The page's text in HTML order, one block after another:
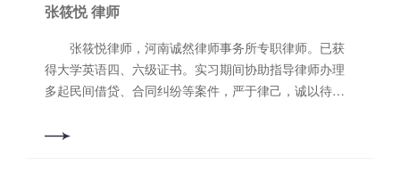
张筱悦 律师
张筱悦律师，河南诚然律师事务所专职律师。已获
得大学英语四、六级证书。实习期间协助指导律师办理
多起民间借贷、合同纠纷等案件，严于律己，诚以待
满意的结果，最大限度维护当事人合法权益。 业务